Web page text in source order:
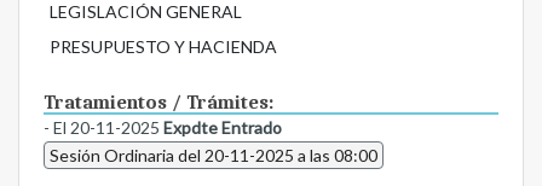
LEGISLACIÓN GENERAL
PRESUPUESTO Y HACIENDA
Tratamientos / Trámites:
- El 20-11-2025 Expdte Entrado
Sesión Ordinaria del 20-11-2025 a las 08:00